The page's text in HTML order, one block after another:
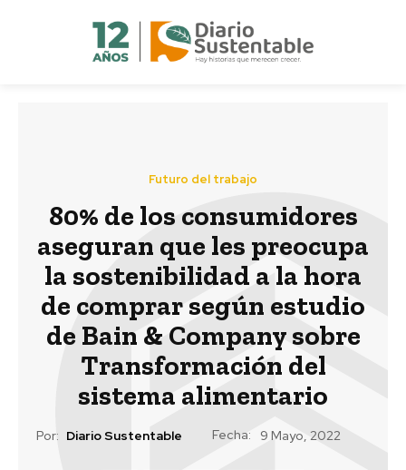
Futuro del trabajo
80% de los consumidores
aseguran que les preocupa
la sostenibilidad a la hora
de comprar según estudio
de Bain & Company sobre
Transformación del
sistema alimentario
Por: Diario Sustentable Fecha: 9 Mayo, 2022